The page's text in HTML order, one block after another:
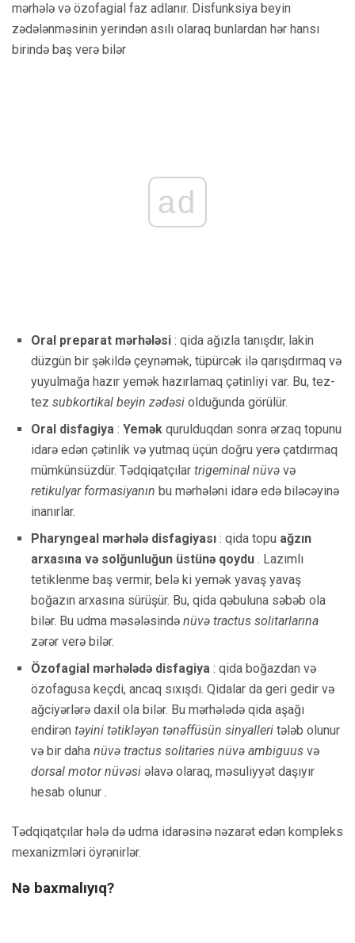
mərhələ və özofagial faz adlanır. Disfunksiya beyin
zədələnməsinin yerindən asılı olaraq bunlardan hər hansı
birində baş verə bilər
ad
Oral preparat mərhələsi : qida ağızla tanışdır, lakin
düzgün bir şəkildə çeynəmək, tüpürcək ilə qarışdırmaq və
yuyulmağa hazır yemək hazırlamaq çətinliyi var. Bu, tez-
tez subkortikal beyin zədəsi olduğunda görülür.
Oral disfagiya : Yemək qurulduqdan sonra ərzaq topunu
idarə edən çətinlik və yutmaq üçün doğru yerə çatdırmaq
mümkünsüzdür. Tədqiqatçılar trigeminal nüvə və
retikulyar formasiyanın bu mərhələni idarə edə biləcəyinə
inanırlar.
Pharyngeal mərhələ disfagiyası : qida topu ağzın
arxasına və solğunluğun üstünə qoydu . Lazımlı
tetiklenme baş vermir, belə ki yemək yavaş yavaş
boğazın arxasına sürüşür. Bu, qida qəbuluna səbəb ola
bilər. Bu udma məsələsində nüvə tractus solitarlarına
zərər verə bilər.
Özofagial mərhələdə disfagiya : qida boğazdan və
özofagusa keçdi, ancaq sıxışdı. Qidalar da geri gedir və
ağciyərlərə daxil ola bilər. Bu mərhələdə qida aşağı
endirən təyini tətikləyən tənəffüsün sinyalleri tələb olunur
və bir daha nüvə tractus solitaries nüvə ambiguus və
dorsal motor nüvəsi əlavə olaraq, məsuliyyət daşıyır
hesab olunur .
Tədqiqatçılar hələ də udma idarəsinə nəzarət edən kompleks
mexanizmləri öyrənirlər.
Nə baxmalıyıq?